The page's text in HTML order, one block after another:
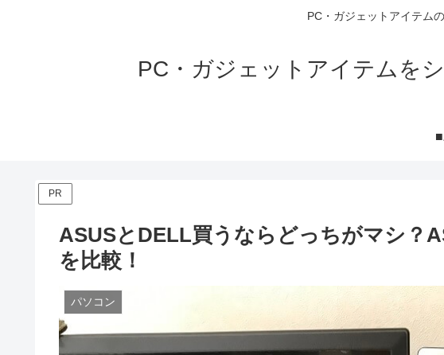
PC・ガジェットアイテム
PC・ガジェットアイテムを
PR
ASUSとDELL買うならどっちがマシ？
を比較！
パソコン